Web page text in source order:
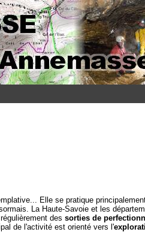
Elle se pratique
La Haute-Savoie et les
des sorties de
de l'activité est orienté vers l'